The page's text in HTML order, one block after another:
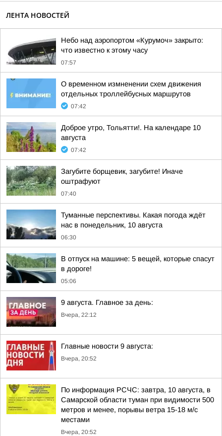
ЛЕНТА НОВОСТЕЙ
Небо над аэропортом «Курумоч» закрыто:
что известно к этому часу
07:57
О временном измненении схем движения
отдельных троллейбусных маршрутов
07:42
Доброе утро, Тольятти!. На календаре 10
августа
07:42
Загубите борщевик, загубите! Иначе
оштрафуют
07:40
Туманные перспективы. Какая погода ждёт
нас в понедельник, 10 августа
06:30
В отпуск на машине: 5 вещей, которые спасут
в дороге!
05:06
9 августа. Главное за день:
Вчера, 22:12
Главные новости 9 августа:
Вчера, 20:52
По информация РСЧС: завтра, 10 августа, в
Самарской области туман при видимости 500
метров и менее, порывы ветра 15-18 м/с
местами
Вчера, 20:52